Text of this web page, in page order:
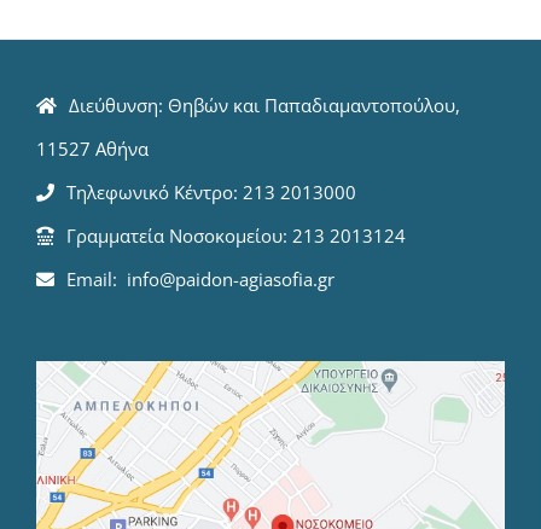
Διεύθυνση: Θηβών και Παπαδιαμαντοπούλου,
11527 Αθήνα
Τηλεφωνικό Κέντρο: 213 2013000
Γραμματεία Νοσοκομείου: 213 2013124
Email: info@paidon-agiasofia.gr